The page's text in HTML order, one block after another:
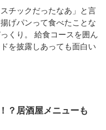
チックだったなあ」と言
げパンって食べたことな
くり。 給食コースを囲ん
を披露しあっても面白い
？居酒屋メニューも